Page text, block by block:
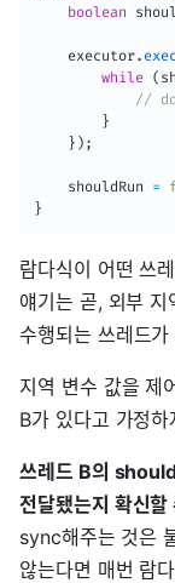
boolean
    executor
.
while (
//
}
} ) ;
    shouldRun
=
}
람다식이 어떤 쓰
얘기는 곧, 외부 지
수행되는 쓰레드
지역 변수 값을 제
B가 있다고 가정
쓰레드 B의
전달됐는지 확신할
sync해주는 것은
않는다면 매번 람